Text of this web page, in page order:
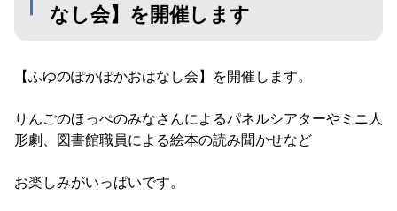
なし会】を開催します
【ふゆのぽかぽかおはなし会】を開催します。
りんごのほっぺのみなさんによるパネルシアターやミニ人
形劇、図書館職員による絵本の読み聞かせなど
お楽しみがいっぱいです。